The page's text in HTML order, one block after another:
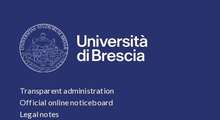
FOOTER 1
Transparent administration
Official online noticeboard
Legal notes